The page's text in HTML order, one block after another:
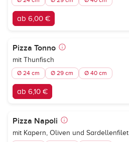
ab 6,00 €
Pizza Tonno
mit Thunfisch
Ø 24 cm Ø 29 cm Ø 40 cm
ab 6,10 €
Pizza Napoli
mit Kapern, Oliven und Sardellenfilet